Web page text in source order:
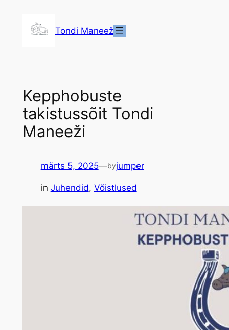
Tondi Maneež
Kepphobuste
takistussõit Tondi
Maneeži
märts 5, 2025—byjumper
in Juhendid, Võistlused